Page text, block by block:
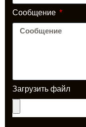
Сообщение
Загрузить файл